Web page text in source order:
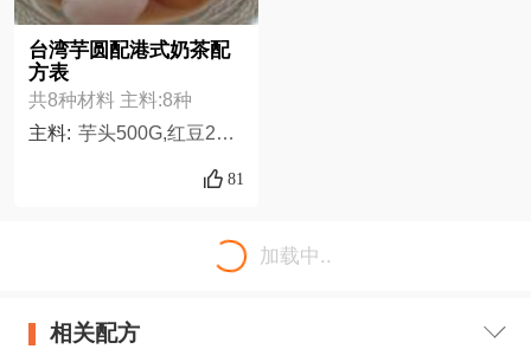
台湾芋圆配港式奶茶配
方表
共8种材料 主料:8种
主料: 芋头500G,红豆250G,紫薯500G,地瓜500G,冰糖适量,红茶5g,黑白淡奶200ML,木薯粉适量
81
加载中..
相关配方